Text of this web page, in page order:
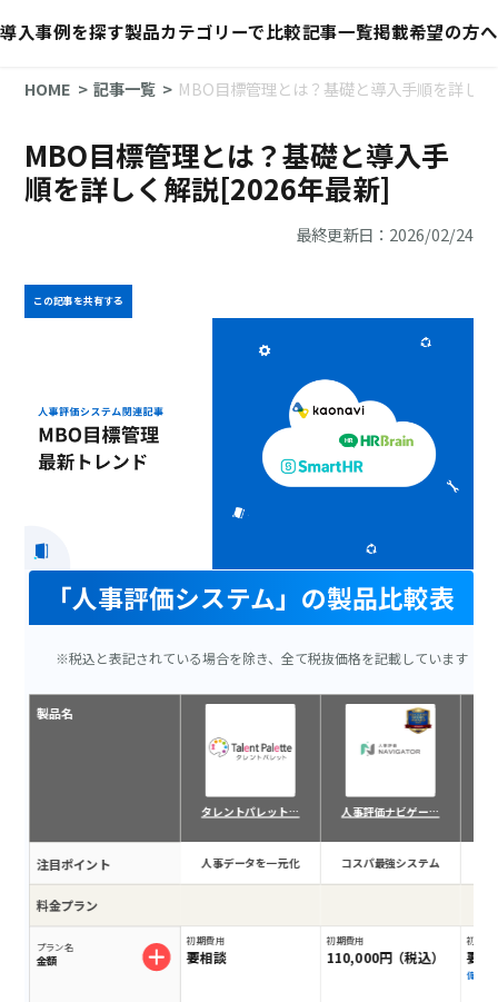
導入事例を探す製品カテゴリーで比較記事一覧掲載希望の方へ
HOME 記事一覧 MBO目標管理とは？基礎と導入手順を詳し
MBO目標管理とは？基礎と導入手
順を詳しく解説[2026年最新]
最終更新日：2026/02/24
この記事を共有する
「人事評価システム」の製品比較表
※税込と表記されている場合を除き、全て税抜価格を記載しています
製品名
注目ポイント
料金プラン
プラン名
金額
タレントパレット…
人事データを一元化
初期費用
要相談
人事評価ナビゲー…
コスパ最強システム
初期費用
110,000円（税込）
初期費
要相
備考